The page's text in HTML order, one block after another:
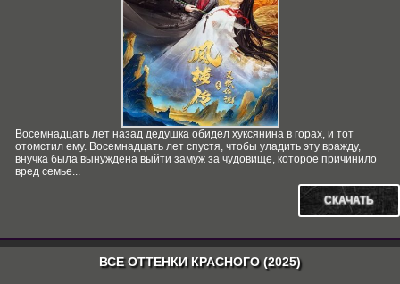
Восемнадцать лет назад дедушка обидел хуксянина в горах, и тот
отомстил ему. Восемнадцать лет спустя, чтобы уладить эту вражду,
внучка была вынуждена выйти замуж за чудовище, которое причинило
вред семье...
СКАЧАТЬ
ВСЕ ОТТЕНКИ КРАСНОГО (2025)